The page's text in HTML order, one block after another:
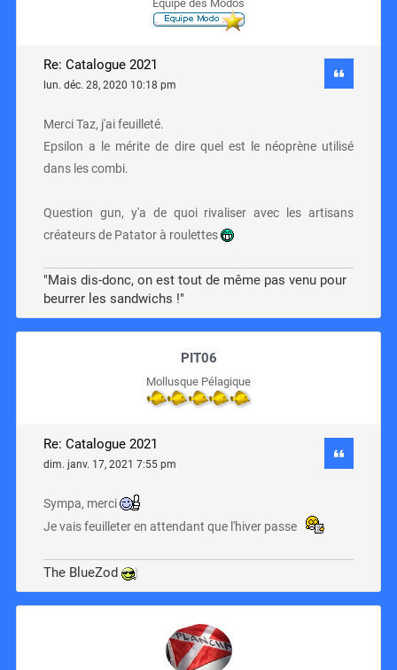
Equipe des Modos
Re: Catalogue 2021
lun. déc. 28, 2020 10:18 pm
Merci Taz, j'ai feuilleté.
Epsilon a le mérite de dire quel est le néoprène utilisé
dans les combi.
Question gun, y'a de quoi rivaliser avec les artisans
créateurs de Patator à roulettes
"Mais dis-donc, on est tout de même pas venu pour
beurrer les sandwichs !"
PIT06
Mollusque Pélagique
Re: Catalogue 2021
dim. janv. 17, 2021 7:55 pm
Sympa, merci
Je vais feuilleter en attendant que l'hiver passe
The BlueZod